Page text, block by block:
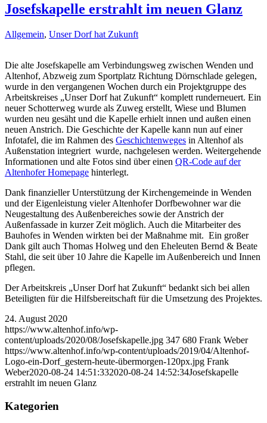
Josefskapelle erstrahlt im neuen Glanz
Allgemein, Unser Dorf hat Zukunft
Die alte Josefskapelle am Verbindungsweg zwischen Wenden und
Altenhof, Abzweig zum Sportplatz Richtung Dörnschlade gelegen,
wurde in den vergangenen Wochen durch ein Projektgruppe des
Arbeitskreises „Unser Dorf hat Zukunft“ komplett runderneuert. Ein
neuer Schotterweg wurde als Zuweg erstellt, Wiese und Blumen
wurden neu gesäht und die Kapelle erhielt innen und außen einen
neuen Anstrich. Die Geschichte der Kapelle kann nun auf einer
Infotafel, die im Rahmen des Geschichtenweges in Altenhof als
Außenstation integriert wurde, nachgelesen werden. Weitergehende
Informationen und alte Fotos sind über einen QR-Code auf der
Altenhofer Homepage hinterlegt.
Dank finanzieller Unterstützung der Kirchengemeinde in Wenden
und der Eigenleistung vieler Altenhofer Dorfbewohner war die
Neugestaltung des Außenbereiches sowie der Anstrich der
Außenfassade in kurzer Zeit möglich. Auch die Mitarbeiter des
Bauhofes in Wenden wirkten bei der Maßnahme mit. Ein großer
Dank gilt auch Thomas Holweg und den Eheleuten Bernd & Beate
Stahl, die seit über 10 Jahre die Kapelle im Außenbereich und Innen
pflegen.
Der Arbeitskreis „Unser Dorf hat Zukunft“ bedankt sich bei allen
Beteiligten für die Hilfsbereitschaft für die Umsetzung des Projektes.
24. August 2020
https://www.altenhof.info/wp-
content/uploads/2020/08/Josefskapelle.jpg 347 680 Frank Weber
https://www.altenhof.info/wp-content/uploads/2019/04/Altenhof-
Logo-ein-Dorf_gestern-heute-übermorgen-120px.jpg Frank
Weber2020-08-24 14:51:332020-08-24 14:52:34Josefskapelle
erstrahlt im neuen Glanz
Kategorien